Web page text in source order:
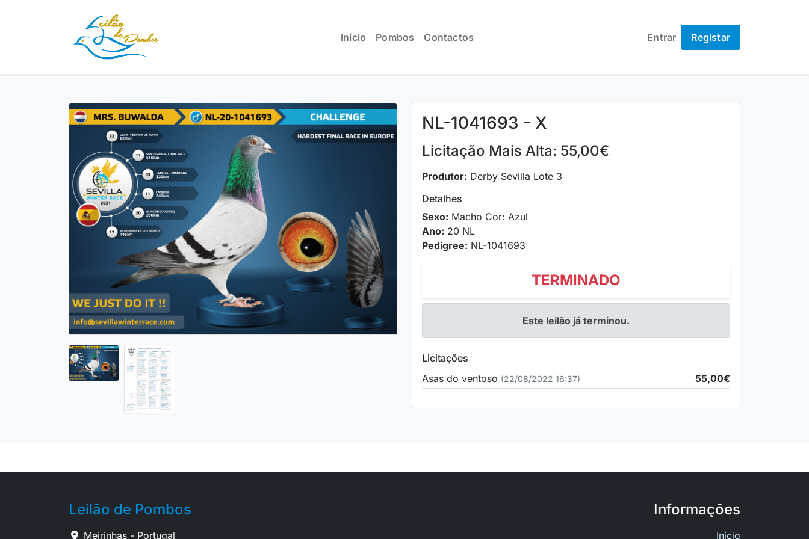
Início Pombos Contactos Entrar Registar
NL-1041693 - X
Licitação Mais Alta: 55,00€
Produtor: Derby Sevilla Lote 3
Detalhes
Sexo: Macho Cor: Azul
Ano: 20 NL
Pedigree: NL-1041693
TERMINADO
Este leilão já terminou.
Licitações
Asas do ventoso (22/08/2022 16:37) 55,00€
Leilão de Pombos
Meirinhas - Portugal
Informações
Início